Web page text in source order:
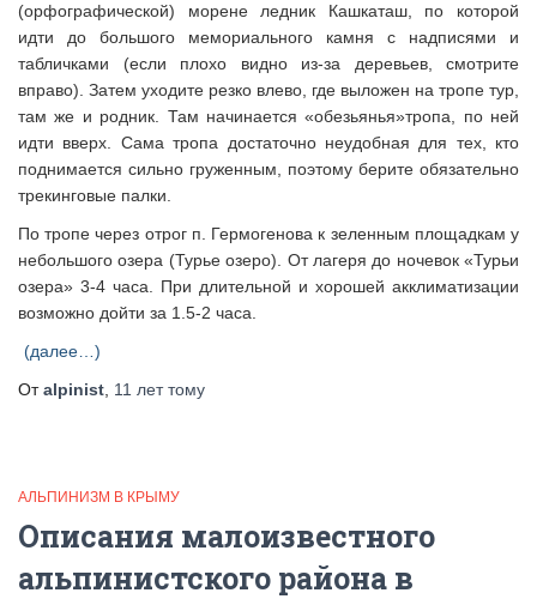
(орфографической) морене ледник Кашкаташ, по которой
идти до большого мемориального камня с надписями и
табличками (если плохо видно из-за деревьев, смотрите
вправо). Затем уходите резко влево, где выложен на тропе тур,
там же и родник. Там начинается «обезьянья»тропа, по ней
идти вверх. Сама тропа достаточно неудобная для тех, кто
поднимается сильно груженным, поэтому берите обязательно
трекинговые палки.
По тропе через отрог п. Гермогенова к зеленным площадкам у
небольшого озера (Турье озеро). От лагеря до ночевок «Турьи
озера» 3-4 часа. При длительной и хорошей акклиматизации
возможно дойти за 1.5-2 часа.
(далее…)
Отalpinist 11 леттому
АЛЬПИНИЗМ В КРЫМУ
Описания малоизвестного
альпинистского района в